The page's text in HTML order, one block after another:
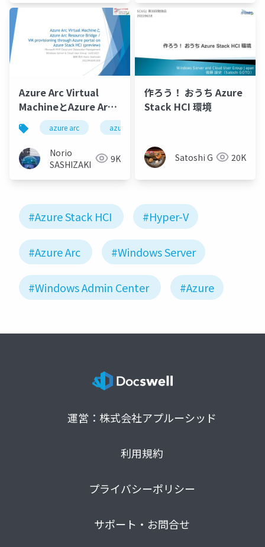
Azure Arc Virtual
MachineとAzure Arc
Resource Bridge / VM
provisioning through
Azure portal on
Azure Stack HCI
(preview)
azure arc azure arc resource bridge
Norio
SASHIZAKI
9K
作ろう！ おうち Azure
Stack HCI 環境
Satoshi G 20K
#Azure Stack HCI #Hyper-V
#Azure Arc #Windows Server
#Windows Admin Center #Azure
運営：株式会社アプルーシッド
利用規約
プライバシーポリシー
サポート・お問合せ